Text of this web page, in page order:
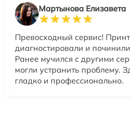
Мартынова Елизавета
Превосходный сервис!
диагностировали и
Ранее мучился с другими
могли устранить проблему.
гладко и профессионально.